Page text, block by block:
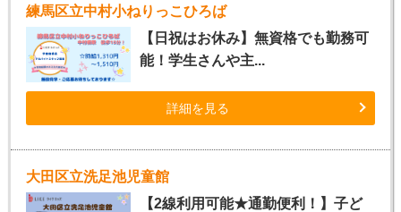
練馬区立中村小ねりっこひろば
【日祝はお休み】無資格でも勤務可
能！学生さんや主...
詳細を見る
大田区立洗足池児童館
【2線利用可能★通勤便利！】子ど